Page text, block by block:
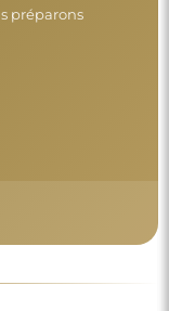
préparons